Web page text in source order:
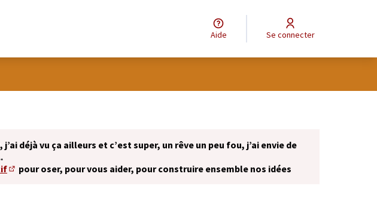
Aide Se connecter
déjà vu ça ailleurs et c’est super, un rêve un peu fou, j’ai envie de
(S'ouvre dans un nouvel onglet)
pour oser, pour vous aider, pour construire ensemble nos idées